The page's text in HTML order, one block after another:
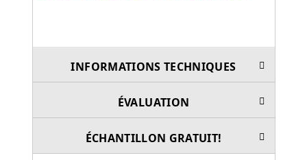
INFORMATIONS TECHNIQUES
ÉVALUATION
ÉCHANTILLON GRATUIT!